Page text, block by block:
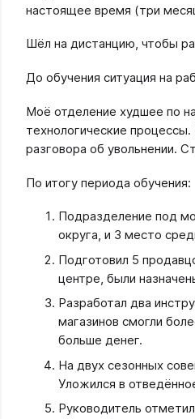
настоящее время (три
Шёл на дистанцию, чтобы
До обучения ситуация на
Моё отделение худшее по
технологические
разговора об увольнении.
По итогу периода обучения:
Подразделение под
округа, и 3 место
Подготовил 5
центре, были
Разработал два
магазинов смогли
больше денег.
На двух сезонных
Уложился в
Руководитель